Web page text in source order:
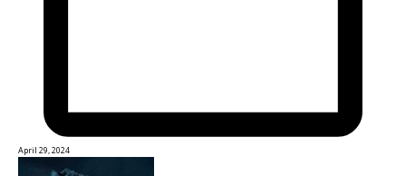
April 29, 2024